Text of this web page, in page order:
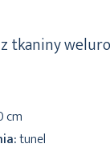
z tkaniny
cm
tunel